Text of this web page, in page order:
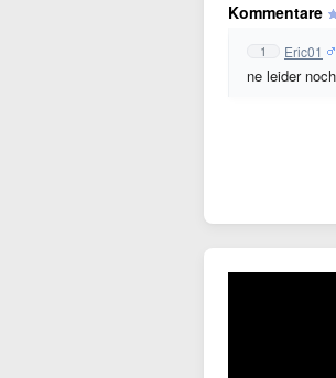
Kommentare
1 Eric01
ne leider